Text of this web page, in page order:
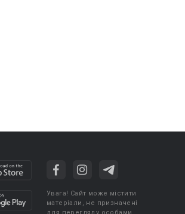
Увага! Сайт може містити
матеріали, не призначені